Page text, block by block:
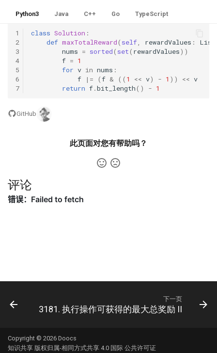
58.2. 左旋转字符串
59.1. 滑动窗口的最大值
59.2. 队列的最大值
61. 扑克牌中的顺子
62. 圆圈中最后剩下的数字
64. 求 1+2+…+n
祖先
61. 和最小的 k 个数对
62. 实现前缀树
63. 替换单词
65. 最短的单词编码
68. 查找插入位置
72. 求平方根
74. 合并区间
16.6. 最小差
16.7. 最大数值
16.8. 整数的英语表示
16.14. 最佳直线
16.20. T9 键盘
Python3 Java C++ Go TypeScript
1
2
3
4
5
6
7
class Solution :
def maxTotalReward( self, rewardValues : List
nums = sorted( set( rewardValues))
f = 1
for v in nums :
f
|= (f & (( 1 << v) - 1 )) << v
return f.bit_length() - 1
GitHub
此页面对您有帮助吗？
评论
下一页
3181. 执行操作可获得的最大总奖励 II
Copyright © 2026 Doocs
知识共享 版权归属-相同方式共享 4.0 国际 公共许可证